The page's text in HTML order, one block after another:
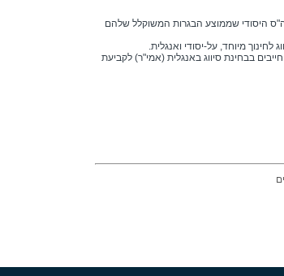
היסודי שממוצע הבגרות המשוקלל שלהם
מיוחד, על-יסודי ואנגלית.
בבחינת סיווג באנגלית (אמי"ר) לקביעת